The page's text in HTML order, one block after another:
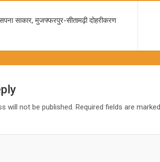
साकार, मुजफ्फरपुर-सीतामढ़ी दोहरीकरण
will not be published. Required fields are marked